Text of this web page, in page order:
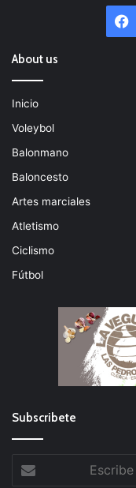
About us
Inicio
Voleybol
Balonmano
Baloncesto
Artes marciales
Atletismo
Ciclismo
Fútbol
Subscribete
Escribe
tu